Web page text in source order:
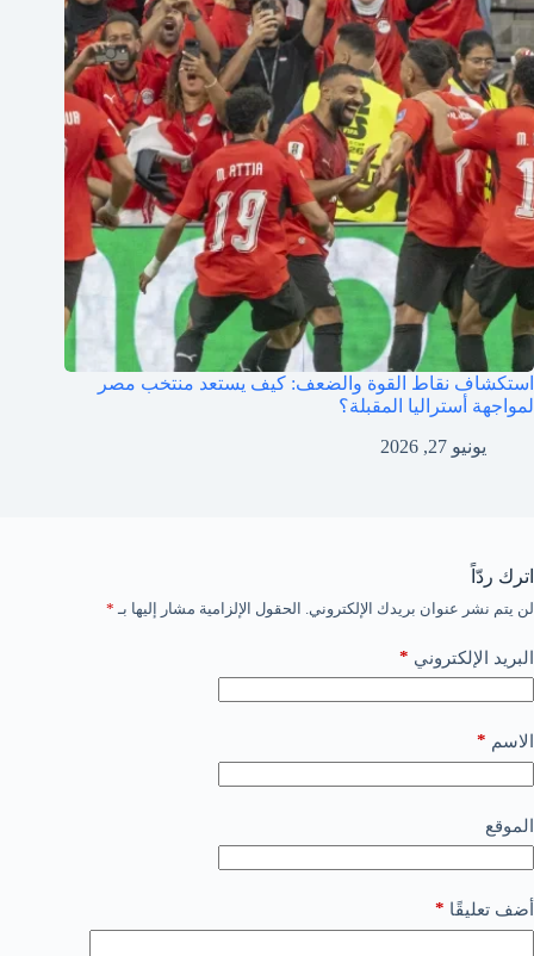
استكشاف نقاط القوة والضعف: كيف يستعد منتخب مصر
لمواجهة أستراليا المقبلة؟
يونيو 27, 2026
اترك ردّاً
لن يتم نشر عنوان بريدك الإلكتروني. الحقول الإلزامية مشار إليها بـ *
البريد الإلكتروني *
الاسم *
الموقع
أضف تعليقًا *